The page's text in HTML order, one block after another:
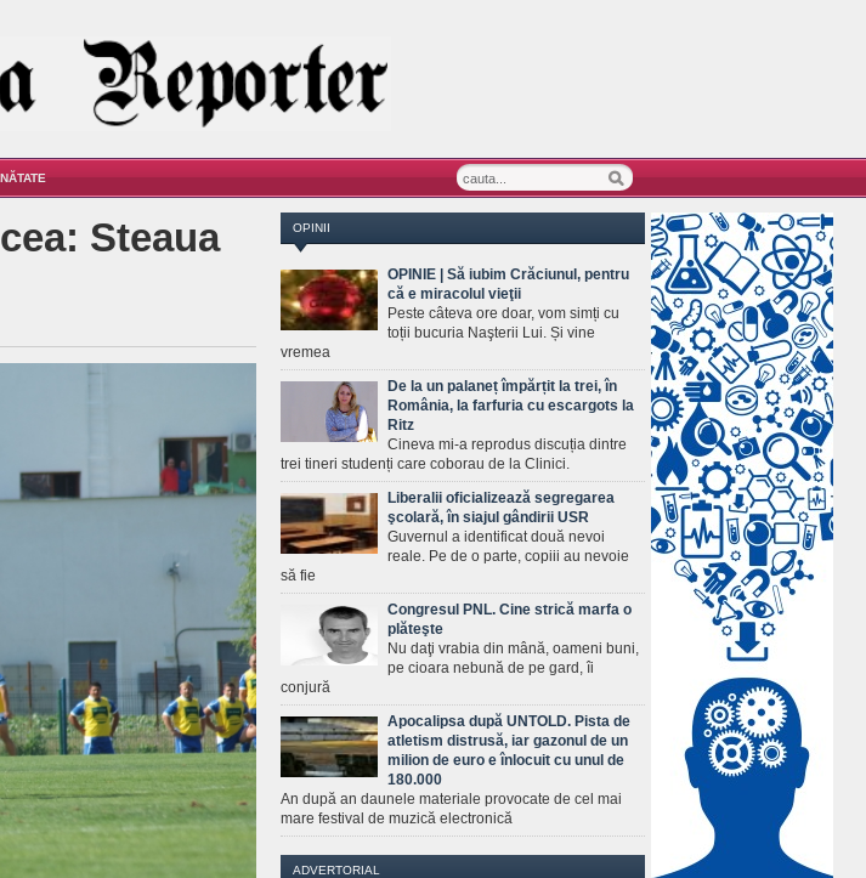
Steaua
OPINII
OPINIE | Să iubim Crăciunul, pentru
că e miracolul vieţii
Peste câteva ore doar, vom simți cu
toții bucuria Naşterii Lui. Și vine
vremea
De la un palaneț împărțit la trei, în
România, la farfuria cu escargots la
Ritz
Cineva mi-a reprodus discuția dintre
trei tineri studenți care coborau de la Clinici.
Liberalii oficializează segregarea
şcolară, în siajul gândirii USR
Guvernul a identificat două nevoi
reale. Pe de o parte, copiii au nevoie
să fie
Congresul PNL. Cine strică marfa o
plăteşte
Nu daţi vrabia din mână, oameni buni,
pe cioara nebună de pe gard, îi
conjură
Apocalipsa după UNTOLD. Pista de
atletism distrusă, iar gazonul de un
milion de euro e înlocuit cu unul de
180.000
An după an daunele materiale provocate de cel mai
mare festival de muzică electronică
ADVERTORIAL